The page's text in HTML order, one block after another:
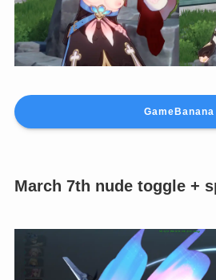
GameBanana
March 7th nude toggle +